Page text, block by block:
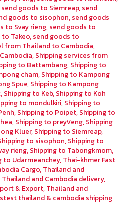
send goods to Siemreap, send
goods to sisophon, send goods
to Svay rieng, send goods to
Takeo, send goods to
from Thailand to Cambodia,
, Shipping services from
to Battambang, Shipping to
cham, Shipping to Kampong
Spue, Shipping to Kampong
, Shipping to Keb, Shipping to Koh
to mondulkiri, Shipping to
, Shipping to Poipet, Shipping to
, Shipping to preyVeng, Shipping
Kluer, Shipping to Siemreap,
to sisophon, Shipping to
rieng, Shipping to Tabongkmom,
to Udarmeanchey, Thai-khmer Fast
Cargo, Thailand and
Thailand and Cambodia delivery,
& Export, Thailand and
thailand & cambodia shipping